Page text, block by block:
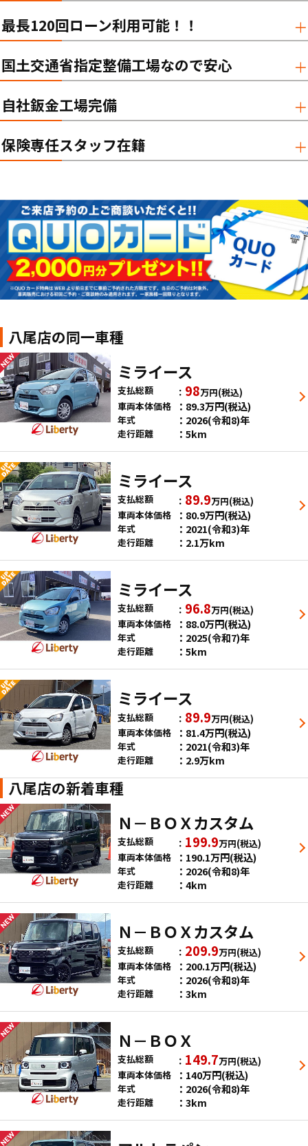
最長120回ローン利用可能！！
国土交通省指定整備工場なので安心
自社鈑金工場完備
保険専任スタッフ在籍
八尾店の同一車種
ミライース
支払総額 98万円(税込)
車両本体価格
89.3万円(税込)
年式 2026(令和8)年
走行距離 5km
ミライース
支払総額 89.9万円(税込)
車両本体価格
80.9万円(税込)
年式 2021(令和3)年
走行距離 2.1万km
ミライース
支払総額 96.8万円(税込)
車両本体価格
88.0万円(税込)
年式 2025(令和7)年
走行距離 5km
ミライース
支払総額 89.9万円(税込)
車両本体価格
81.4万円(税込)
年式 2021(令和3)年
走行距離 2.9万km
八尾店の新着車種
Ｎ－ＢＯＸカスタム
支払総額 199.9万円(税込)
車両本体価格
190.1万円(税込)
年式 2026(令和8)年
走行距離 4km
Ｎ－ＢＯＸカスタム
支払総額 209.9万円(税込)
車両本体価格
200.1万円(税込)
年式 2026(令和8)年
走行距離 3km
Ｎ－ＢＯＸ
支払総額 149.7万円(税込)
車両本体価格
140万円(税込)
年式 2026(令和8)年
走行距離 3km